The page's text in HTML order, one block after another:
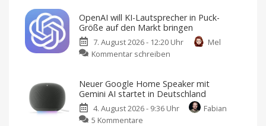
OpenAI will KI-Lautsprecher in Puck-
Größe auf den Markt bringen
7. August 2026 - 12:20 Uhr
Mel
Kommentar schreiben
KI-
Lautsprecher
in
Neuer Google Home Speaker mit
Gemini AI startet in Deutschland
4. August 2026 - 9:36 Uhr
Fabian
5 Kommentare